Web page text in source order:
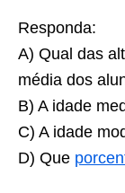
Responda:
A) Qual das
média dos
B) A idade
C) A idade
D) Que